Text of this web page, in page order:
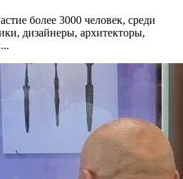
более 3000 человек, среди
дизайнеры, архитекторы,